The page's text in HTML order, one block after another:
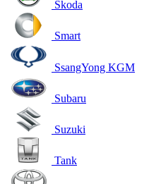
Skoda
Smart
SsangYong KGM
Subaru
Suzuki
Tank